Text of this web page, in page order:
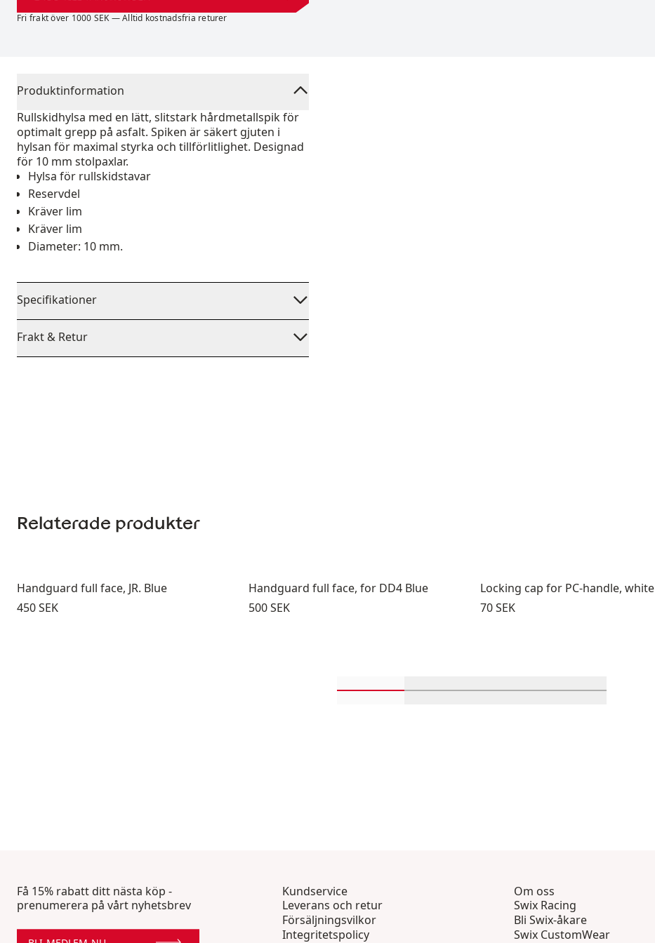
Fri frakt över 1000 SEK — Alltid kostnadsfria returer
Produktinformation
Rullskidhylsa med en lätt, slitstark hårdmetallspik för
optimalt grepp på asfalt. Spiken är säkert gjuten i
hylsan för maximal styrka och tillförlitlighet. Designad
för 10 mm stolpaxlar.
Hylsa för rullskidstavar
Reservdel
Kräver lim
Kräver lim
Diameter: 10 mm.
Specifikationer
Frakt & Retur
Relaterade produkter
Handguard full face, JR. Blue
Pris:
450 SEK
Handguard full face, for DD4 Blue
Pris:
500 SEK
Locking cap for PC-handle, white
Pris:
70 SEK
Få 15% rabatt ditt nästa köp -
prenumerera på vårt nyhetsbrev
Kundservice
Leverans och retur
Försäljningsvilkor
Integritetspolicy
Om oss
Swix Racing
Bli Swix-åkare
Swix CustomWear